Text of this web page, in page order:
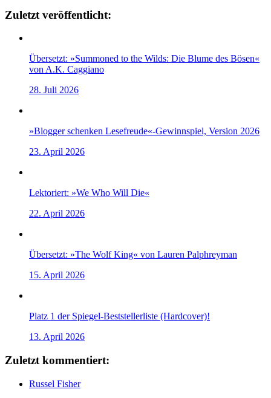
Zuletzt veröffentlicht:
Übersetzt: »Summoned to the Wilds: Die Blume des Bösen«
von A.K. Caggiano
28. Juli 2026
»Blogger schenken Lesefreude«-Gewinnspiel, Version 2026
23. April 2026
Lektoriert: »We Who Will Die«
22. April 2026
Übersetzt: »The Wolf King« von Lauren Palphreyman
15. April 2026
Platz 1 der Spiegel-Beststellerliste (Hardcover)!
13. April 2026
Zuletzt kommentiert:
Russel Fisher